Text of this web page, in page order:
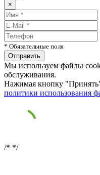
×
* Обязательные поля
Мы используем файлы
обслуживания.
Нажимая кнопку
политики использования
/* */